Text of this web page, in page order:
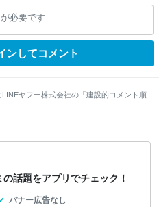
必要です
ンしてコメント
ヤフー株式会社の「建設的コメント順
の話題をアプリでチェック！
バナー広告なし